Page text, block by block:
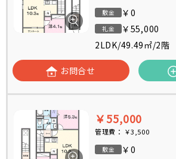
敷金 ￥0
礼金
￥55,000
2LDK/49.49㎡/2階
お問合せ
￥55,000
管理費： ￥3,500
敷金 ￥0